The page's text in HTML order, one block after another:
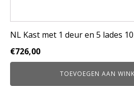
NL Kast met 1 deur en 5 lades
€726,00
TOEVOEGEN AAN